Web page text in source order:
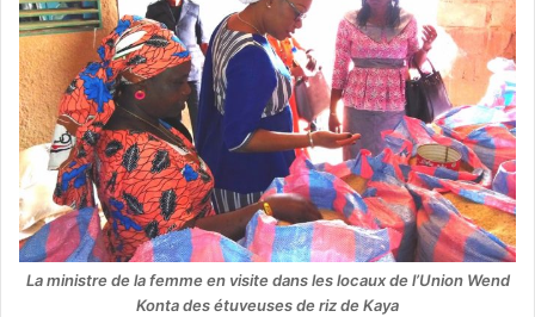
La ministre de la femme en visite dans les locaux de l’Union Wend
Konta des étuveuses de riz de Kaya